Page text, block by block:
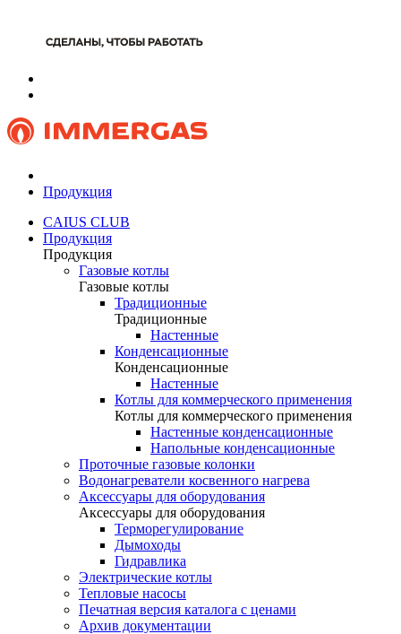
Продукция
CAIUS CLUB
Продукция
Продукция
Газовые котлы
Газовые котлы
Традиционные
Традиционные
Настенные
Конденсационные
Конденсационные
Настенные
Котлы для коммерческого применения
Котлы для коммерческого применения
Настенные конденсационные
Напольные конденсационные
Проточные газовые колонки
Водонагреватели косвенного нагрева
Аксессуары для оборудования
Аксессуары для оборудования
Терморегулирование
Дымоходы
Гидравлика
Электрические котлы
Тепловые насосы
Печатная версия каталога с ценами
Архив документации